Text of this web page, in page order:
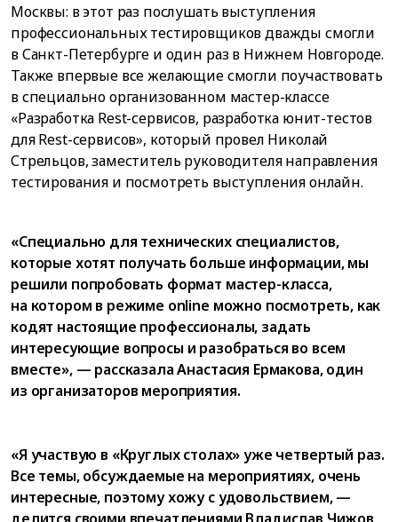
Москвы: в этот раз послушать выступления
профессиональных тестировщиков дважды смогли
в Санкт-Петербурге и один раз в Нижнем Новгороде.
Также впервые все желающие смогли поучаствовать
в специально организованном мастер-классе
«Разработка Rest-сервисов, разработка юнит-тестов
для Rest-сервисов», который провел Николай
Стрельцов, заместитель руководителя направления
тестирования и посмотреть выступления онлайн.
«Специально для технических специалистов,
которые хотят получать больше информации, мы
решили попробовать формат мастер-класса,
на котором в режиме online можно посмотреть, как
кодят настоящие профессионалы, задать
интересующие вопросы и разобраться во всем
вместе», — рассказала Анастасия Ермакова, один
из организаторов мероприятия.
«Я участвую в «Круглых столах» уже четвертый раз.
Все темы, обсуждаемые на мероприятиях, очень
интересные, поэтому хожу с удовольствием, —